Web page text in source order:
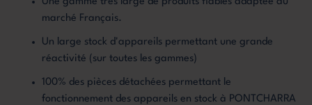
marché Français.
Un large stock d'appareils permettant une grande
réactivité (sur toutes les gammes)
100% des pièces détachées permettant le
fonctionnement des appareils en stock à PONTCHARRA